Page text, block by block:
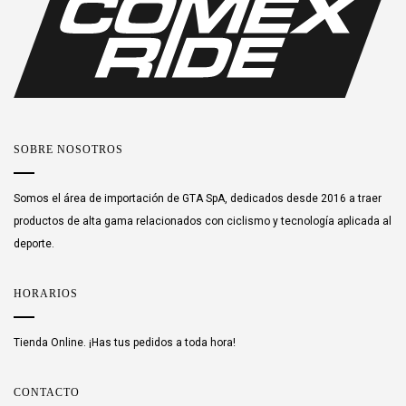
SOBRE NOSOTROS
Somos el área de importación de GTA SpA, dedicados desde 2016 a traer
productos de alta gama relacionados con ciclismo y tecnología aplicada al
deporte.
HORARIOS
Tienda Online. ¡Has tus pedidos a toda hora!
CONTACTO